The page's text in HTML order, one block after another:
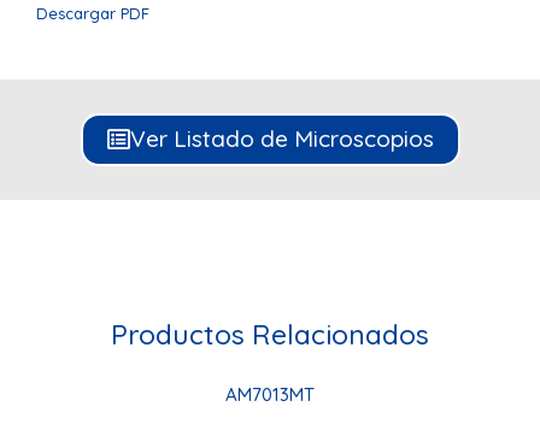
Descargar PDF
Ver Listado de Microscopios
Productos Relacionados
AM7013MT